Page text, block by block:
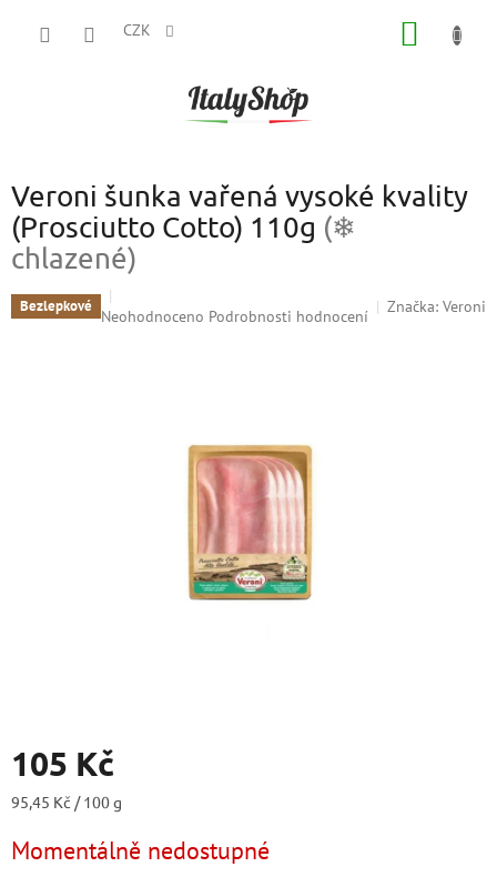
CZK
Veroni šunka vařená vysoké kvality
(Prosciutto Cotto) 110g (❄
chlazené)
Bezlepkové Průměrné
Neohodnoceno Podrobnosti hodnocení
Značka: Veroni
105 Kč
Měrná
95,45 Kč / 100 g
Momentálně nedostupné